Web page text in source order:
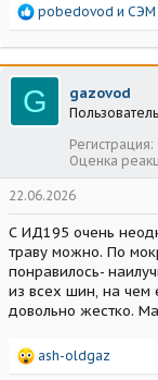
Р
а
к
ц
и
и
pobedovod и СЭМ
G gazovod
Пользователь
Регистрация
Оценка
22.06.2026
С ИД195 очень
траву можно. По
понравилось-
из всех шин, на чем
довольно жестко.
Р
ash-oldgaz